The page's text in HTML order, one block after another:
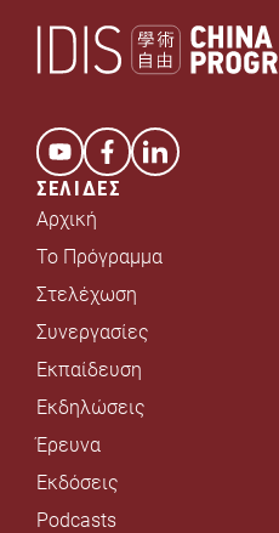
ΣΕΛΙΔΕΣ
Αρχική
Το Πρόγραμμα
Στελέχωση
Συνεργασίες
Εκπαίδευση
Εκδηλώσεις
Έρευνα
Εκδόσεις
Podcasts